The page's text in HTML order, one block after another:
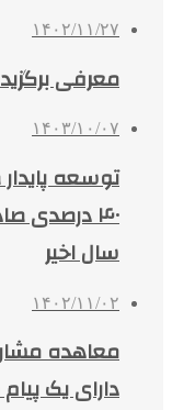
۱۴۰۲/۱۱/۲۷
معرفی
۱۴۰۳/۱۰/۰۷
توسعه
سال اخیر
۱۴۰۲/۱۱/۰۲
معاهده
دارای یک